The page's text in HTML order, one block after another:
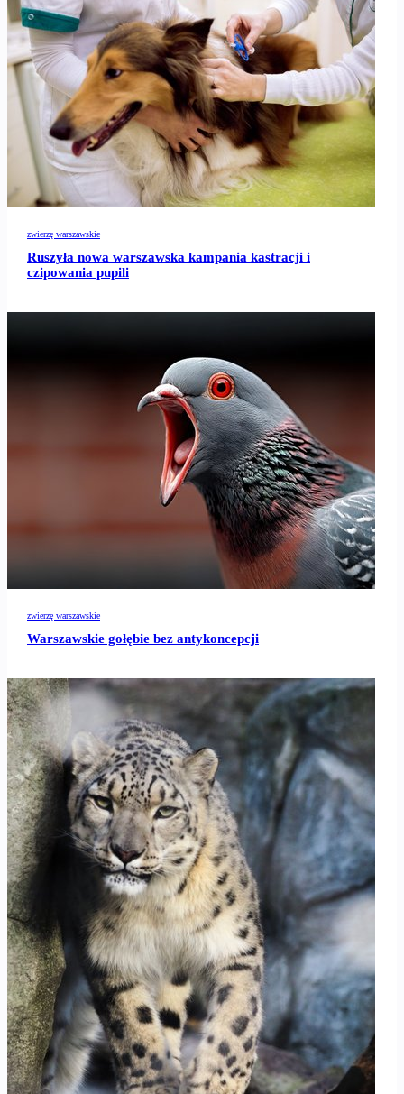
zwierzę warszawskie
Ruszyła nowa warszawska kampania kastracji i
czipowania pupili
zwierzę warszawskie
Warszawskie gołębie bez antykoncepcji